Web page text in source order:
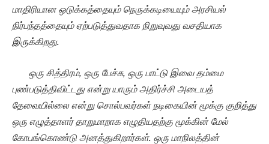
மாதிரியான ஒடுக்கத்தையும் நெருக்கடியையும் அரசியல்
நிர்பந்தத்தையும் ஏற்படுத்துவதாக நிறுவுவது வசதியாக
இருக்கிறது.
ஒரு சித்திரம், ஒரு பேச்சு, ஒரு பாட்டு இவை தம்மை
புண்படுத்திவிட்டது என்று யாரும் அதிர்ச்சி அடையத்
தேவையில்லை என்று சொல்பவர்கள் நடிகையின் மூக்கு குறித்து
ஒரு எழுத்தாளர் தாறுமாறாக எழுதியதற்கு மூக்கின் மேல்
கோபங்கொண்டு அனத்துகிறார்கள். ஒரு மாநிலத்தின்